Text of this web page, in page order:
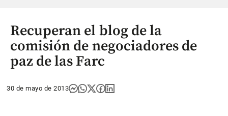
Recuperan el blog de la
comisión de negociadores de
paz de las Farc
30 de mayo de 2013